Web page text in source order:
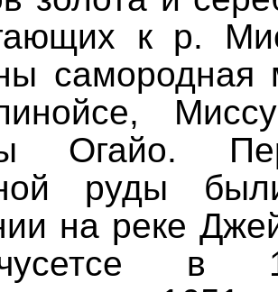
к р.
самородная
Огайо.
руды
на реке